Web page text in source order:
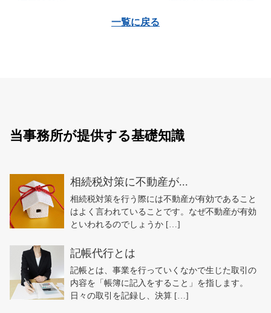
一覧に戻る
当事務所が提供する基礎知識
相続税対策に不動産が...
相続税対策を行う際には不動産が有効であること
はよく言われていることです。なぜ不動産が有効
といわれるのでしょうか […]
記帳代行とは
記帳とは、事業を行っていくなかで生じた取引の
内容を「帳簿に記入をすること」を指します。
日々の取引を記録し、決算 […]